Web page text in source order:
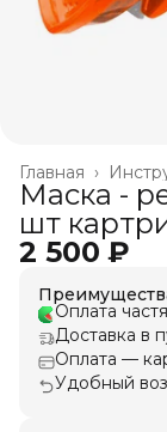
Главная ›
Маска -
шт
2 500 ₽
Оплата
Доставка в
Оплата —
Удобный